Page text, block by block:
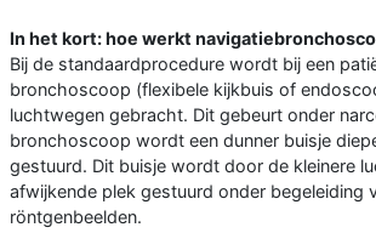
In het kort: hoe werkt
Bij de standaardprocedure wordt bij een
bronchoscoop (flexibele kijkbuis of
luchtwegen gebracht. Dit gebeurt onder
bronchoscoop wordt een dunner buisje
gestuurd. Dit buisje wordt door de kleinere
afwijkende plek gestuurd onder begeleiding
röntgenbeelden.